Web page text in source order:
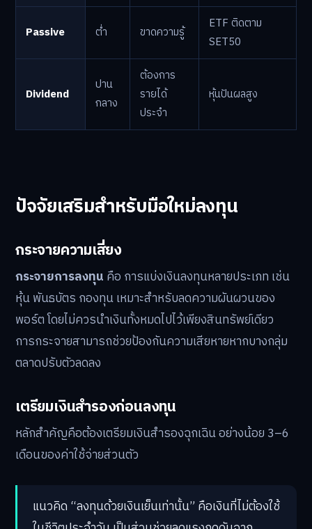
Passive ต่ำ ขาดความรู้
ETF ติดตาม
SET50
Dividend
ปาน
กลาง
ต้องการ
รายได้
ประจำ
หุ้นปันผลสูง
ปัจจัยเสริมสำหรับมือใหม่ลงทุน
กระจายความเสี่ยง
กระจายการลงทุน คือ การแบ่งเงินลงทุนหลายประเภท เช่น
หุ้น พันธบัตร กองทุน เหมาะสำหรับลดความผันผวนของ
พอร์ต โดยไม่ควรนำเงินทั้งหมดไปไว้เพียงสินทรัพย์เดียว
การกระจายสามารถช่วยป้องกันความเสียหายหากบางกลุ่ม
ตลาดปรับตัวลดลง
เตรียมเงินสำรองก่อนลงทุน
หลักสำคัญคือต้องเตรียมเงินสำรองฉุกเฉิน อย่างน้อย 3–6
เดือนของค่าใช้จ่ายส่วนตัว
แนวคิด “ลงทุนด้วยเงินเย็นเท่านั้น” คือเงินที่ไม่ต้องใช้